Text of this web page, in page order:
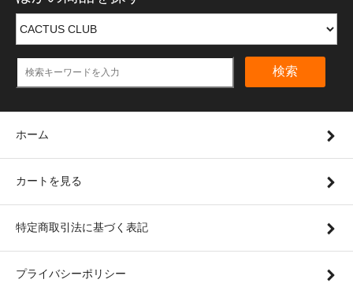
検索
ホーム
カートを見る
特定商取引法に基づく表記
プライバシーポリシー